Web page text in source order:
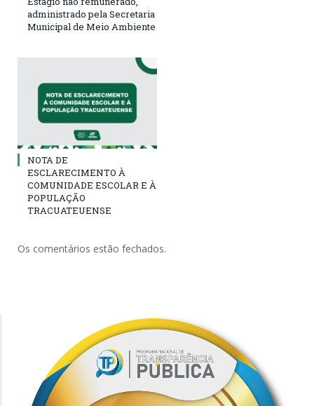
administrado pela Secretaria
Municipal de Meio Ambiente
NOTA DE
ESCLARECIMENTO À
COMUNIDADE ESCOLAR E À
POPULAÇÃO
TRACUATEUENSE
Os comentários estão fechados.